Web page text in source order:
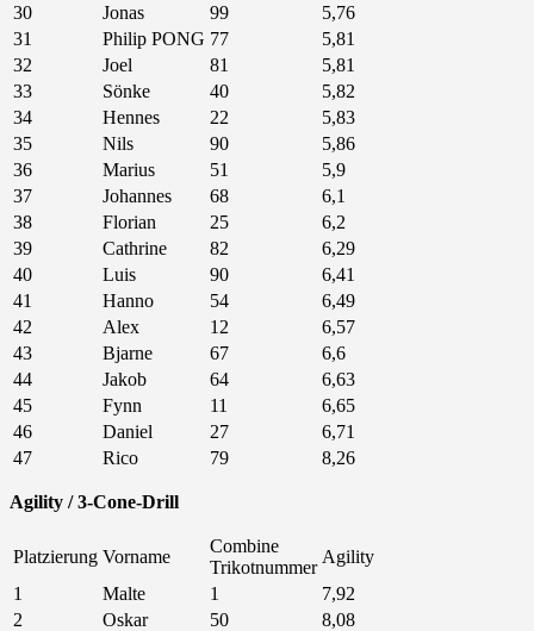
30
Jonas 99
5,76
31
Philip PONG 77
5,81
32
Joel 81
5,81
33
Sönke 40
5,82
34
Hennes 22
5,83
35
Nils 90
5,86
36
Marius 51
5,9
37
Johannes 68
6,1
38
Florian 25
6,2
39
Cathrine 82
6,29
40
Luis 90
6,41
41
Hanno 54
6,49
42
Alex 12
6,57
43
Bjarne 67
6,6
44
Jakob 64
6,63
45
Fynn 11
6,65
46
Daniel 27
6,71
47
Rico 79 8,26
Agility / 3-Cone-Drill
Platzierung Vorname
Combine
Trikotnummer
Agility
1
Malte 1
7,92
2
Oskar 50
8,08